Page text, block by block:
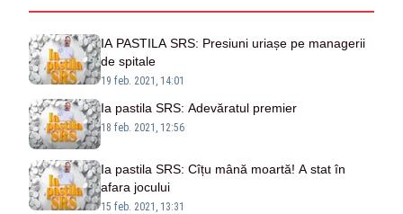
IA PASTILA SRS: Presiuni uriașe pe managerii
de spitale
19 feb. 2021, 14:01
Ia pastila SRS: Adevăratul premier
18 feb. 2021, 12:56
Ia pastila SRS: Cîțu mână moartă! A stat în
afara jocului
15 feb. 2021, 13:31